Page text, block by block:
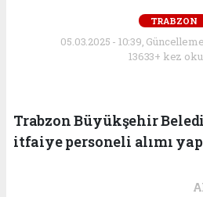
TRABZON
05.03.2025 - 10:39,
13633+ kez
Trabzon Büyükşehir
itfaiye personeli alımı